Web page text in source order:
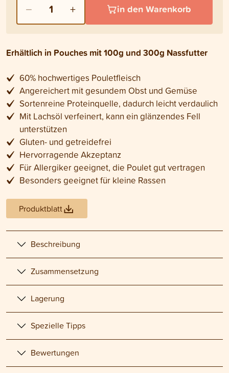
− 1 + in den Warenkorb
Erhältlich in Pouches mit 100g und 300g Nassfutter
60% hochwertiges Pouletfleisch
Angereichert mit gesundem Obst und Gemüse
Sortenreine Proteinquelle, dadurch leicht verdaulich
Mit Lachsöl verfeinert, kann ein glänzendes Fell
unterstützen
Gluten- und getreidefrei
Hervorragende Akzeptanz
Für Allergiker geeignet, die Poulet gut vertragen
Besonders geeignet für kleine Rassen
Produktblatt
Beschreibung
Zusammensetzung
Lagerung
Spezielle Tipps
Bewertungen